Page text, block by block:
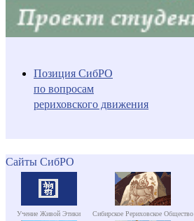
Позиция СибРО
по вопросам
рериховского движения
Сайты СибРО
Учение Живой Этики Сибирское Рериховское Общество